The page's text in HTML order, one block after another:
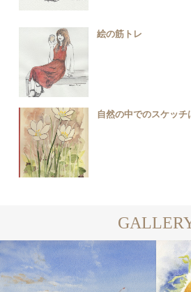
絵の筋トレ
自然の中でのスケッチ